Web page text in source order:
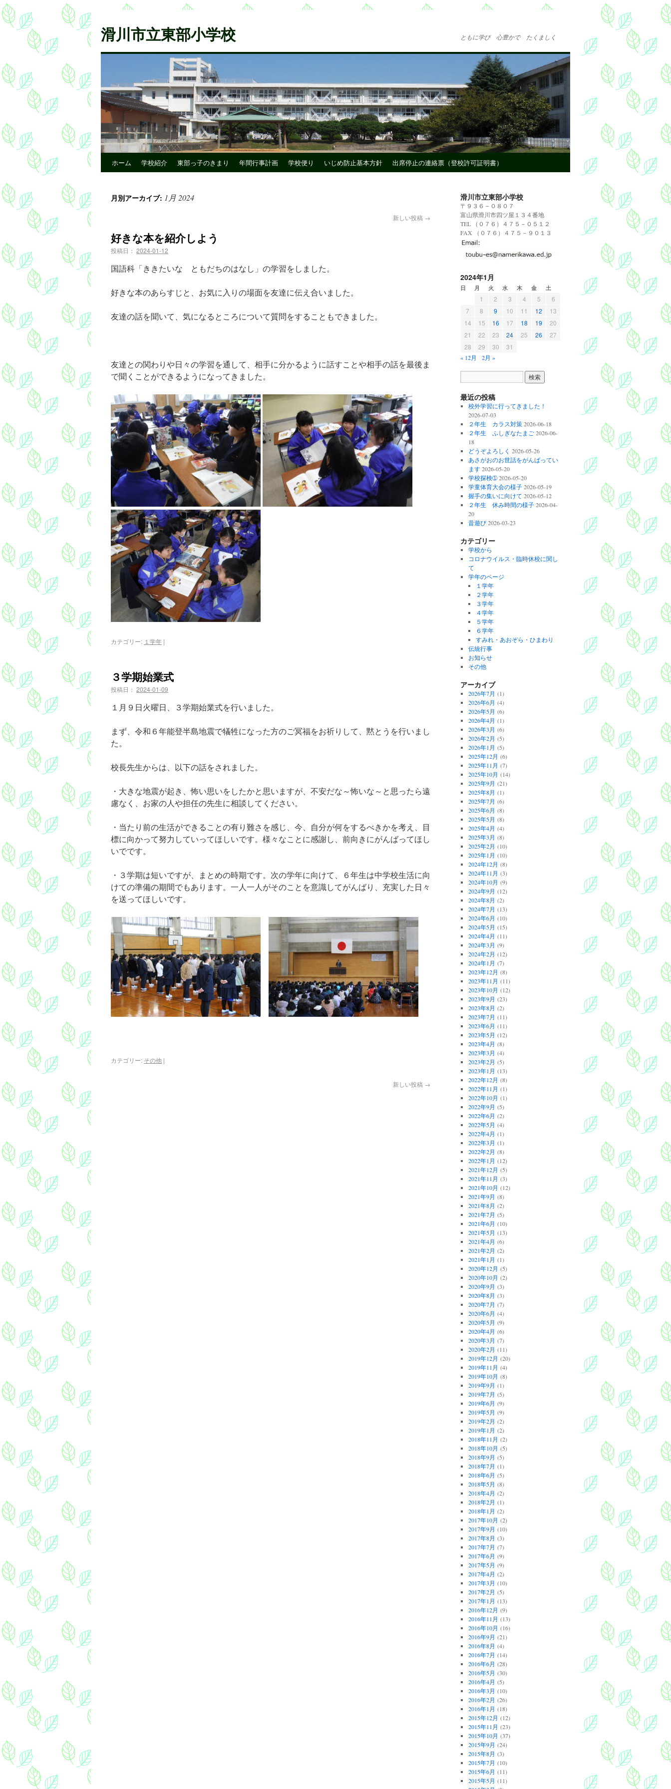
滑川市立東部小学校 ともに学び 心豊かで たくましく
ホーム 学校紹介 東部っ子のきまり 年間行事計画 学校便り いじめ防止基本方針 出席停止の連絡票（登校許可証明書）
月別アーカイブ: 1月 2024
新しい投稿 →
好きな本を紹介しよう
投稿日： 2024-01-12
国語科「ききたいな ともだちのはなし」の学習をしました。
好きな本のあらすじと、お気に入りの場面を友達に伝え合いました。
友達の話を聞いて、気になるところについて質問をすることもできました。
友達との関わりや日々の学習を通して、相手に分かるように話すことや相手の話を最後ま
で聞くことができるようになってきました。
カテゴリー: １学年 |
３学期始業式
投稿日： 2024-01-09
１月９日火曜日、３学期始業式を行いました。
まず、令和６年能登半島地震で犠牲になった方のご冥福をお祈りして、黙とうを行いまし
た。
校長先生からは、以下の話をされました。
・大きな地震が起き、怖い思いをしたかと思いますが、不安だな～怖いな～と思ったら遠
慮なく、お家の人や担任の先生に相談してください。
・当たり前の生活ができることの有り難さを感じ、今、自分が何をするべきかを考え、目
標に向かって努力していってほしいです。様々なことに感謝し、前向きにがんばってほし
いでです。
・３学期は短いですが、まとめの時期です。次の学年に向けて、６年生は中学校生活に向
けての準備の期間でもあります。一人一人がそのことを意識してがんばり、充実した日々
を送ってほしいです。
カテゴリー: その他 |
新しい投稿 →
滑川市立東部小学校
〒９３６－０８０７
富山県滑川市四ツ屋１３４番地
TEL （０７６）４７５－０５１２
FAX （０７６）４７５－９０１３
2024年1月
日 月 火 水 木 金 土
1 2 3 4 5
6
7
8 9 10 11 12
13
14
15 16 17 18 19
20
21
22 23 24 25 26
27
28
29 30 31
« 12月 2月 »
最近の投稿
校外学習に行ってきました！
2026-07-03
２年生 カラス対策 2026-06-18
２年生 ふしぎなたまご 2026-06-
18
どうぞよろしく 2026-05-26
あさがおのお世話をがんばってい
ます 2026-05-20
学校探検➀ 2026-05-20
学童体育大会の様子 2026-05-19
握手の集いに向けて 2026-05-12
２年生 休み時間の様子 2026-04-
20
昔遊び 2026-03-23
カテゴリー
学校から
コロナウイルス・臨時休校に関し
て
学年のページ
１学年
２学年
３学年
４学年
５学年
６学年
すみれ・あおぞら・ひまわり
伝統行事
お知らせ
その他
アーカイブ
2026年7月 (1)
2026年6月 (4)
2026年5月 (6)
2026年4月 (1)
2026年3月 (6)
2026年2月 (5)
2026年1月 (5)
2025年12月 (6)
2025年11月 (7)
2025年10月 (14)
2025年9月 (21)
2025年8月 (1)
2025年7月 (6)
2025年6月 (8)
2025年5月 (8)
2025年4月 (4)
2025年3月 (8)
2025年2月 (10)
2025年1月 (10)
2024年12月 (8)
2024年11月 (3)
2024年10月 (9)
2024年9月 (12)
2024年8月 (2)
2024年7月 (13)
2024年6月 (10)
2024年5月 (15)
2024年4月 (11)
2024年3月 (9)
2024年2月 (12)
2024年1月 (7)
2023年12月 (8)
2023年11月 (11)
2023年10月 (12)
2023年9月 (23)
2023年8月 (2)
2023年7月 (11)
2023年6月 (11)
2023年5月 (12)
2023年4月 (8)
2023年3月 (4)
2023年2月 (5)
2023年1月 (13)
2022年12月 (8)
2022年11月 (1)
2022年10月 (1)
2022年9月 (5)
2022年6月 (2)
2022年5月 (4)
2022年4月 (1)
2022年3月 (1)
2022年2月 (8)
2022年1月 (12)
2021年12月 (5)
2021年11月 (3)
2021年10月 (12)
2021年9月 (8)
2021年8月 (2)
2021年7月 (5)
2021年6月 (10)
2021年5月 (13)
2021年4月 (6)
2021年2月 (2)
2021年1月 (1)
2020年12月 (5)
2020年10月 (2)
2020年9月 (3)
2020年8月 (3)
2020年7月 (7)
2020年6月 (4)
2020年5月 (9)
2020年4月 (6)
2020年3月 (7)
2020年2月 (11)
2019年12月 (20)
2019年11月 (4)
2019年10月 (8)
2019年9月 (1)
2019年7月 (5)
2019年6月 (9)
2019年5月 (9)
2019年2月 (2)
2019年1月 (2)
2018年11月 (2)
2018年10月 (5)
2018年9月 (5)
2018年7月 (1)
2018年6月 (5)
2018年5月 (8)
2018年4月 (2)
2018年2月 (1)
2018年1月 (2)
2017年10月 (2)
2017年9月 (10)
2017年8月 (3)
2017年7月 (7)
2017年6月 (9)
2017年5月 (9)
2017年4月 (2)
2017年3月 (10)
2017年2月 (5)
2017年1月 (13)
2016年12月 (9)
2016年11月 (13)
2016年10月 (16)
2016年9月 (21)
2016年8月 (4)
2016年7月 (14)
2016年6月 (28)
2016年5月 (30)
2016年4月 (5)
2016年3月 (10)
2016年2月 (26)
2016年1月 (18)
2015年12月 (12)
2015年11月 (23)
2015年10月 (37)
2015年9月 (24)
2015年8月 (3)
2015年7月 (10)
2015年6月 (11)
2015年5月 (11)